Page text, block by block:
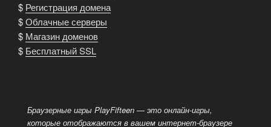
Fifteen»
$ Регистрация домена
$Облачные серверы
$ Магазин доменов
$ Бесплатный SSL
Браузерные игры PlayFifteen — это онлайн-игры,
которые отображаются в вашем интернет-браузере